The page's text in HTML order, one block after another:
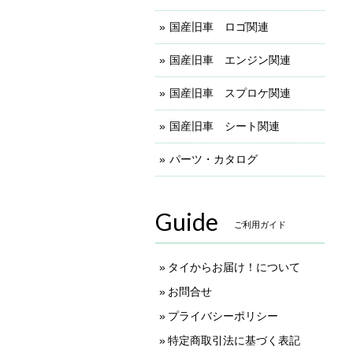
国産旧車 ロゴ関連
国産旧車 エンジン関連
国産旧車 スプロケ関連
国産旧車 シート関連
パーツ・カタログ
Guide ご利用ガイド
タイからお届け！について
お問合せ
プライバシーポリシー
特定商取引法に基づく表記